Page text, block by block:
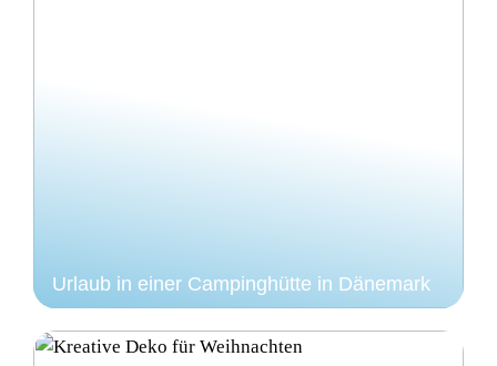
Urlaub in einer Campinghütte in Dänemark